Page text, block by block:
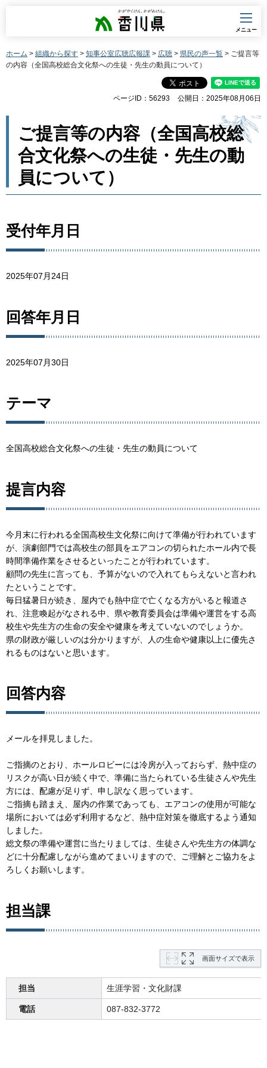
香川県
メニュー
ホーム > 組織から探す > 知事公室広聴広報課 > 広聴 > 県民の声一覧 > ご提言等
の内容（全国高校総合文化祭への生徒・先生の動員について）
ページID：56293 公開日：2025年08月06日
ご提言等の内容（全国高校総
合文化祭への生徒・先生の動
員について）
受付年月日
2025年07月24日
回答年月日
2025年07月30日
テーマ
全国高校総合文化祭への生徒・先生の動員について
提言内容
今月末に行われる全国高校生文化祭に向けて準備が行われています
が、演劇部門では高校生の部員をエアコンの切られたホール内で長
時間準備作業をさせるといったことが行われています。
顧問の先生に言っても、予算がないので入れてもらえないと言われ
たということです。
毎日猛暑日が続き、屋内でも熱中症で亡くなる方がいると報道さ
れ、注意喚起がなされる中、県や教育委員会は準備や運営をする高
校生や先生方の生命の安全や健康を考えていないのでしょうか。
県の財政が厳しいのは分かりますが、人の生命や健康以上に優先さ
れるものはないと思います。
回答内容
メールを拝見しました。
ご指摘のとおり、ホールロビーには冷房が入っておらず、熱中症の
リスクが高い日が続く中で、準備に当たられている生徒さんや先生
方には、配慮が足りず、申し訳なく思っています。
ご指摘も踏まえ、屋内の作業であっても、エアコンの使用が可能な
場所においては必ず利用するなど、熱中症対策を徹底するよう通知
しました。
総文祭の準備や運営に当たりましては、生徒さんや先生方の体調な
どに十分配慮しながら進めてまいりますので、ご理解とご協力をよ
ろしくお願いします。
担当課
画面サイズで表示
担当 生涯学習・文化財課
電話 087-832-3772